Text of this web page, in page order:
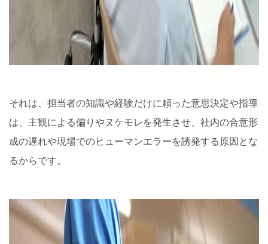
それは、担当者の知識や経験だけに頼った意思決定や指導
は、主観による偏りやヌケモレを発生させ、社内の合意形
成の遅れや現場でのヒューマンエラーを誘発する原因とな
るからです。